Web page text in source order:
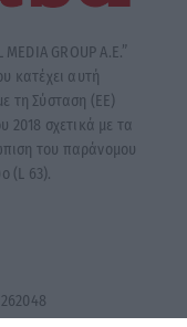
GROUP A.E.”
κατέχει αυτή
τη Σύσταση (ΕΕ)
2018 σχετικά με τα
του παράνομου
(L 63).